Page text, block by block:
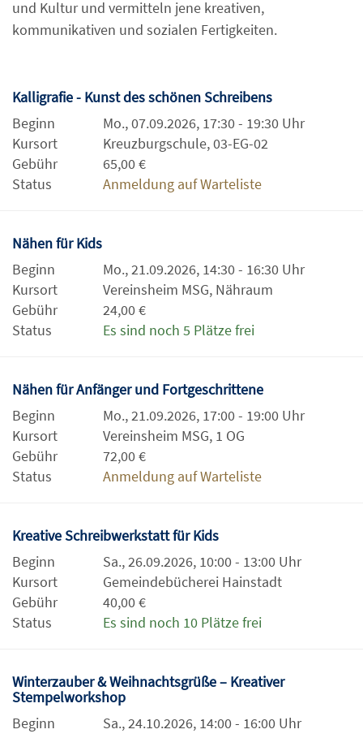
und Kultur und vermitteln jene kreativen,
kommunikativen und sozialen Fertigkeiten.
Kalligrafie - Kunst des schönen Schreibens
Beginn
Mo., 07.09.2026, 17:30 - 19:30 Uhr
Kursort
Kreuzburgschule, 03-EG-02
Gebühr
65,00 €
Status
Anmeldung auf Warteliste
Nähen für Kids
Beginn
Mo., 21.09.2026, 14:30 - 16:30 Uhr
Kursort
Vereinsheim MSG, Nähraum
Gebühr
24,00 €
Status
Es sind noch 5 Plätze frei
Nähen für Anfänger und Fortgeschrittene
Beginn
Mo., 21.09.2026, 17:00 - 19:00 Uhr
Kursort
Vereinsheim MSG, 1 OG
Gebühr
72,00 €
Status
Anmeldung auf Warteliste
Kreative Schreibwerkstatt für Kids
Beginn
Sa., 26.09.2026, 10:00 - 13:00 Uhr
Kursort
Gemeindebücherei Hainstadt
Gebühr
40,00 €
Status
Es sind noch 10 Plätze frei
Winterzauber & Weihnachtsgrüße – Kreativer
Stempelworkshop
Beginn
Sa., 24.10.2026, 14:00 - 16:00 Uhr